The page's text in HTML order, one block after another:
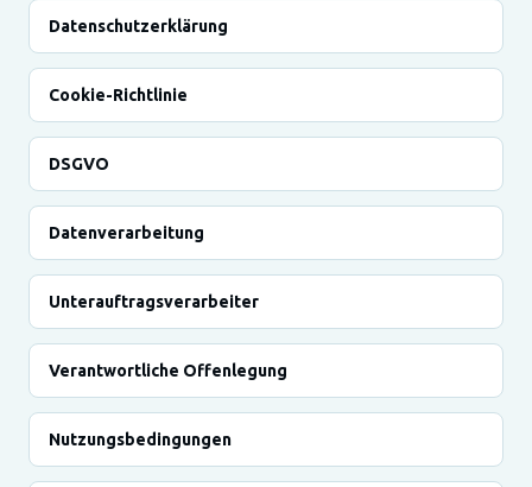
Datenschutzerklärung
Cookie-Richtlinie
DSGVO
Datenverarbeitung
Unterauftragsverarbeiter
Verantwortliche Offenlegung
Nutzungsbedingungen